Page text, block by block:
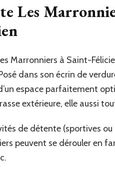
Les
Marronniers à Saint-
dans son écrin de
espace parfaitement
extérieure, elle aussi
de détente (sportives
peuvent se dérouler en